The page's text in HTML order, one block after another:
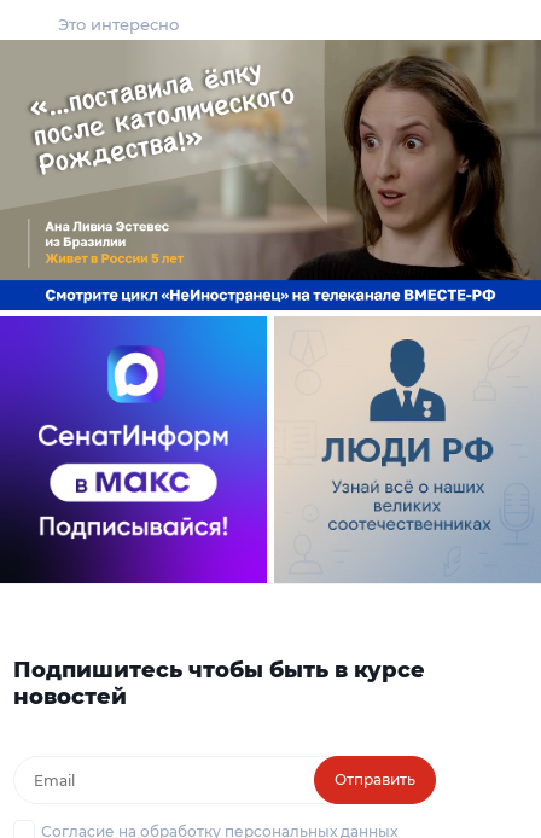
Это интересно
Подпишитесь чтобы быть в курсе
новостей
Отправить
Согласие на обработку персональных данных